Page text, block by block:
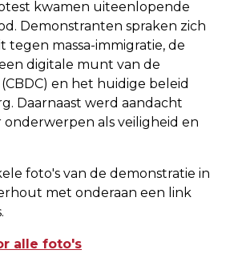
kwamen uiteenlopende
Demonstranten spraken zich
tegen massa-immigratie, de
digitale munt van de
en het huidige beleid
Daarnaast werd aandacht
onderwerpen als veiligheid en
foto's van de demonstratie in
met onderaan een link
alle foto's